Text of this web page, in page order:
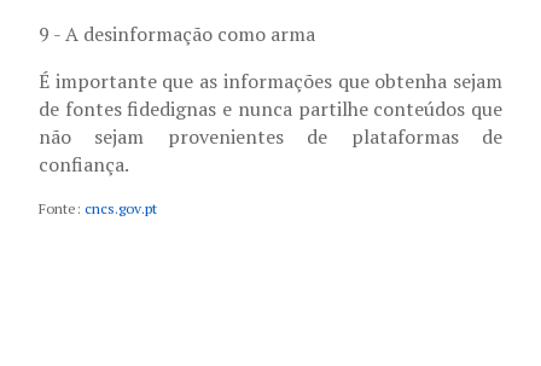
9 - A desinformação como arma
É importante que as informações que obtenha sejam
de fontes fidedignas e nunca partilhe conteúdos que
não sejam provenientes de plataformas de
confiança.
Fonte: cncs.gov.pt